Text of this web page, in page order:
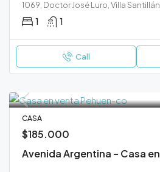
1 1
Call
CASA
$185.000
Avenida Argentina – Casa